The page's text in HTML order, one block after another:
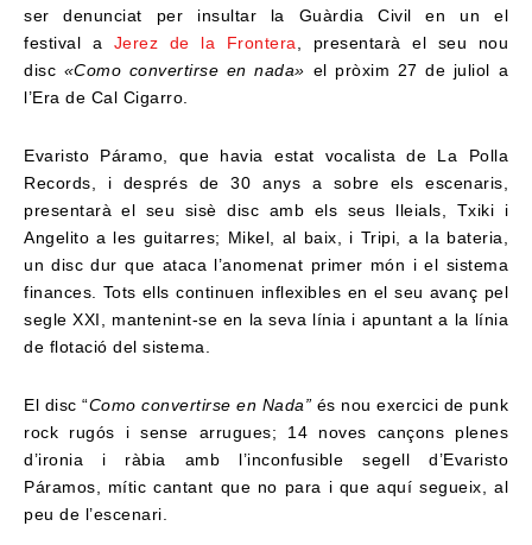
ser denunciat per insultar la Guàrdia Civil en un el
festival a Jerez de la Frontera, presentarà el seu nou
disc «Como convertirse en nada» el pròxim 27 de juliol a
l’Era de Cal Cigarro.
Evaristo Páramo, que havia estat vocalista de La Polla
Records, i després de 30 anys a sobre els escenaris,
presentarà el seu sisè disc amb els seus lleials, Txiki i
Angelito a les guitarres; Mikel, al baix, i Tripi, a la bateria,
un disc dur que ataca l’anomenat primer món i el sistema
finances. Tots ells continuen inflexibles en el seu avanç pel
segle XXI, mantenint-se en la seva línia i apuntant a la línia
de flotació del sistema.
El disc “Como convertirse en Nada” és nou exercici de punk
rock rugós i sense arrugues; 14 noves cançons plenes
d’ironia i ràbia amb l’inconfusible segell d’Evaristo
Páramos, mític cantant que no para i que aquí segueix, al
peu de l’escenari.